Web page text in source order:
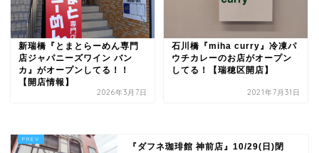
新瑞橋『とまとらーめん専門
店ジャパニーズワイン バン
カ』がオープンしてる！！
【開店情報】
2026年3月7日
石川橋『miha curry』冷凍パ
ウチカレーのお店がオープン
してる！【瑞穂区開店】
2021年7月31日
『ダフネ珈琲館 神前店』10/29(日)閉